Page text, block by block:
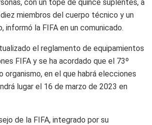
con un tope de quince suplentes, a
miembros del cuerpo técnico y un
informó la FIFA en un comunicado.
el reglamento de equipamientos
FIFA y se ha acordado que el 73º
organismo, en el que habrá elecciones
lugar el 16 de marzo de 2023 en
de la FIFA, integrado por su